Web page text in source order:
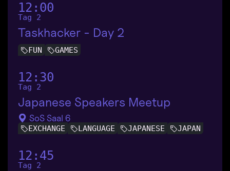
12:00
Tag 2
Taskhacker - Day 2
FUN GAMES
12:30
Tag 2
Japanese Speakers Meetup
SoS Saal 6
EXCHANGE LANGUAGE JAPANESE JAPAN
12:45
Tag 2